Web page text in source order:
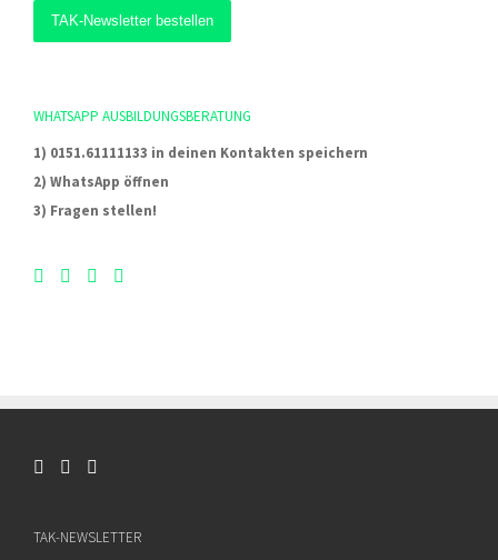
WHATSAPP AUSBILDUNGSBERATUNG
1) 0151.61111133 in deinen Kontakten speichern
2) WhatsApp öffnen
3) Fragen stellen!
TAK-NEWSLETTER